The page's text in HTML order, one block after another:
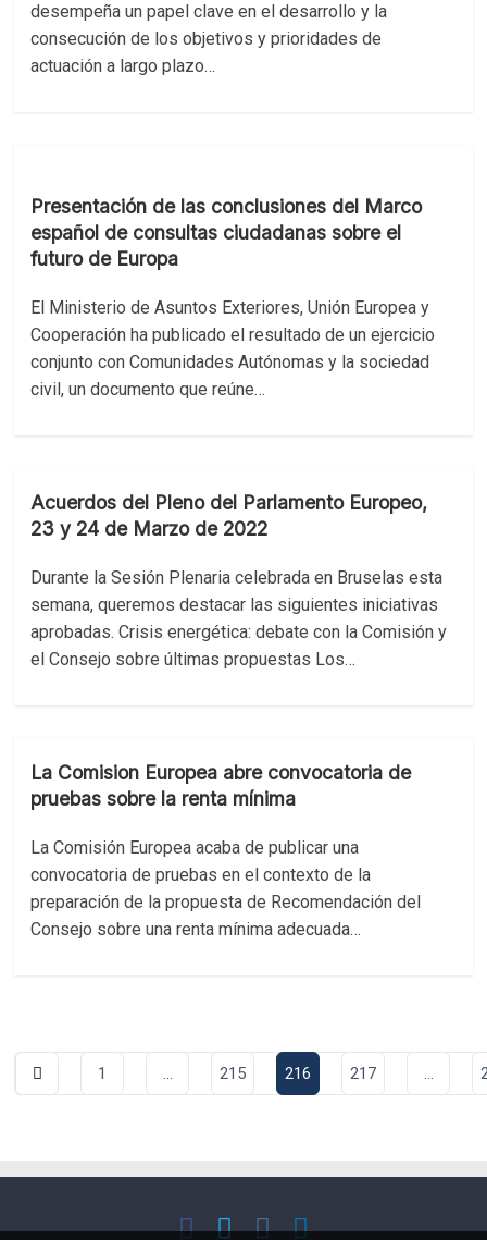
desempeña un papel clave en el desarrollo y la
consecución de los objetivos y prioridades de
actuación a largo plazo…
Presentación de las conclusiones del Marco
español de consultas ciudadanas sobre el
futuro de Europa
El Ministerio de Asuntos Exteriores, Unión Europea y
Cooperación ha publicado el resultado de un ejercicio
conjunto con Comunidades Autónomas y la sociedad
civil, un documento que reúne…
Acuerdos del Pleno del Parlamento Europeo,
23 y 24 de Marzo de 2022
Durante la Sesión Plenaria celebrada en Bruselas esta
semana, queremos destacar las siguientes iniciativas
aprobadas. Crisis energética: debate con la Comisión y
el Consejo sobre últimas propuestas Los…
La Comision Europea abre convocatoria de
pruebas sobre la renta mínima
La Comisión Europea acaba de publicar una
convocatoria de pruebas en el contexto de la
preparación de la propuesta de Recomendación del
Consejo sobre una renta mínima adecuada…
Paginación
de
1 … 215 216 217 …